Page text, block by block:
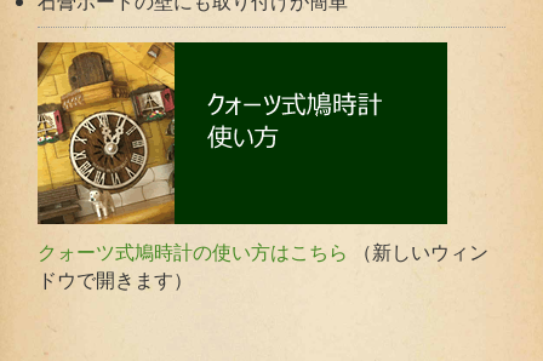
クォーツ式鳩時計の使い方はこちら
（新しいウィン
ドウで開きます）